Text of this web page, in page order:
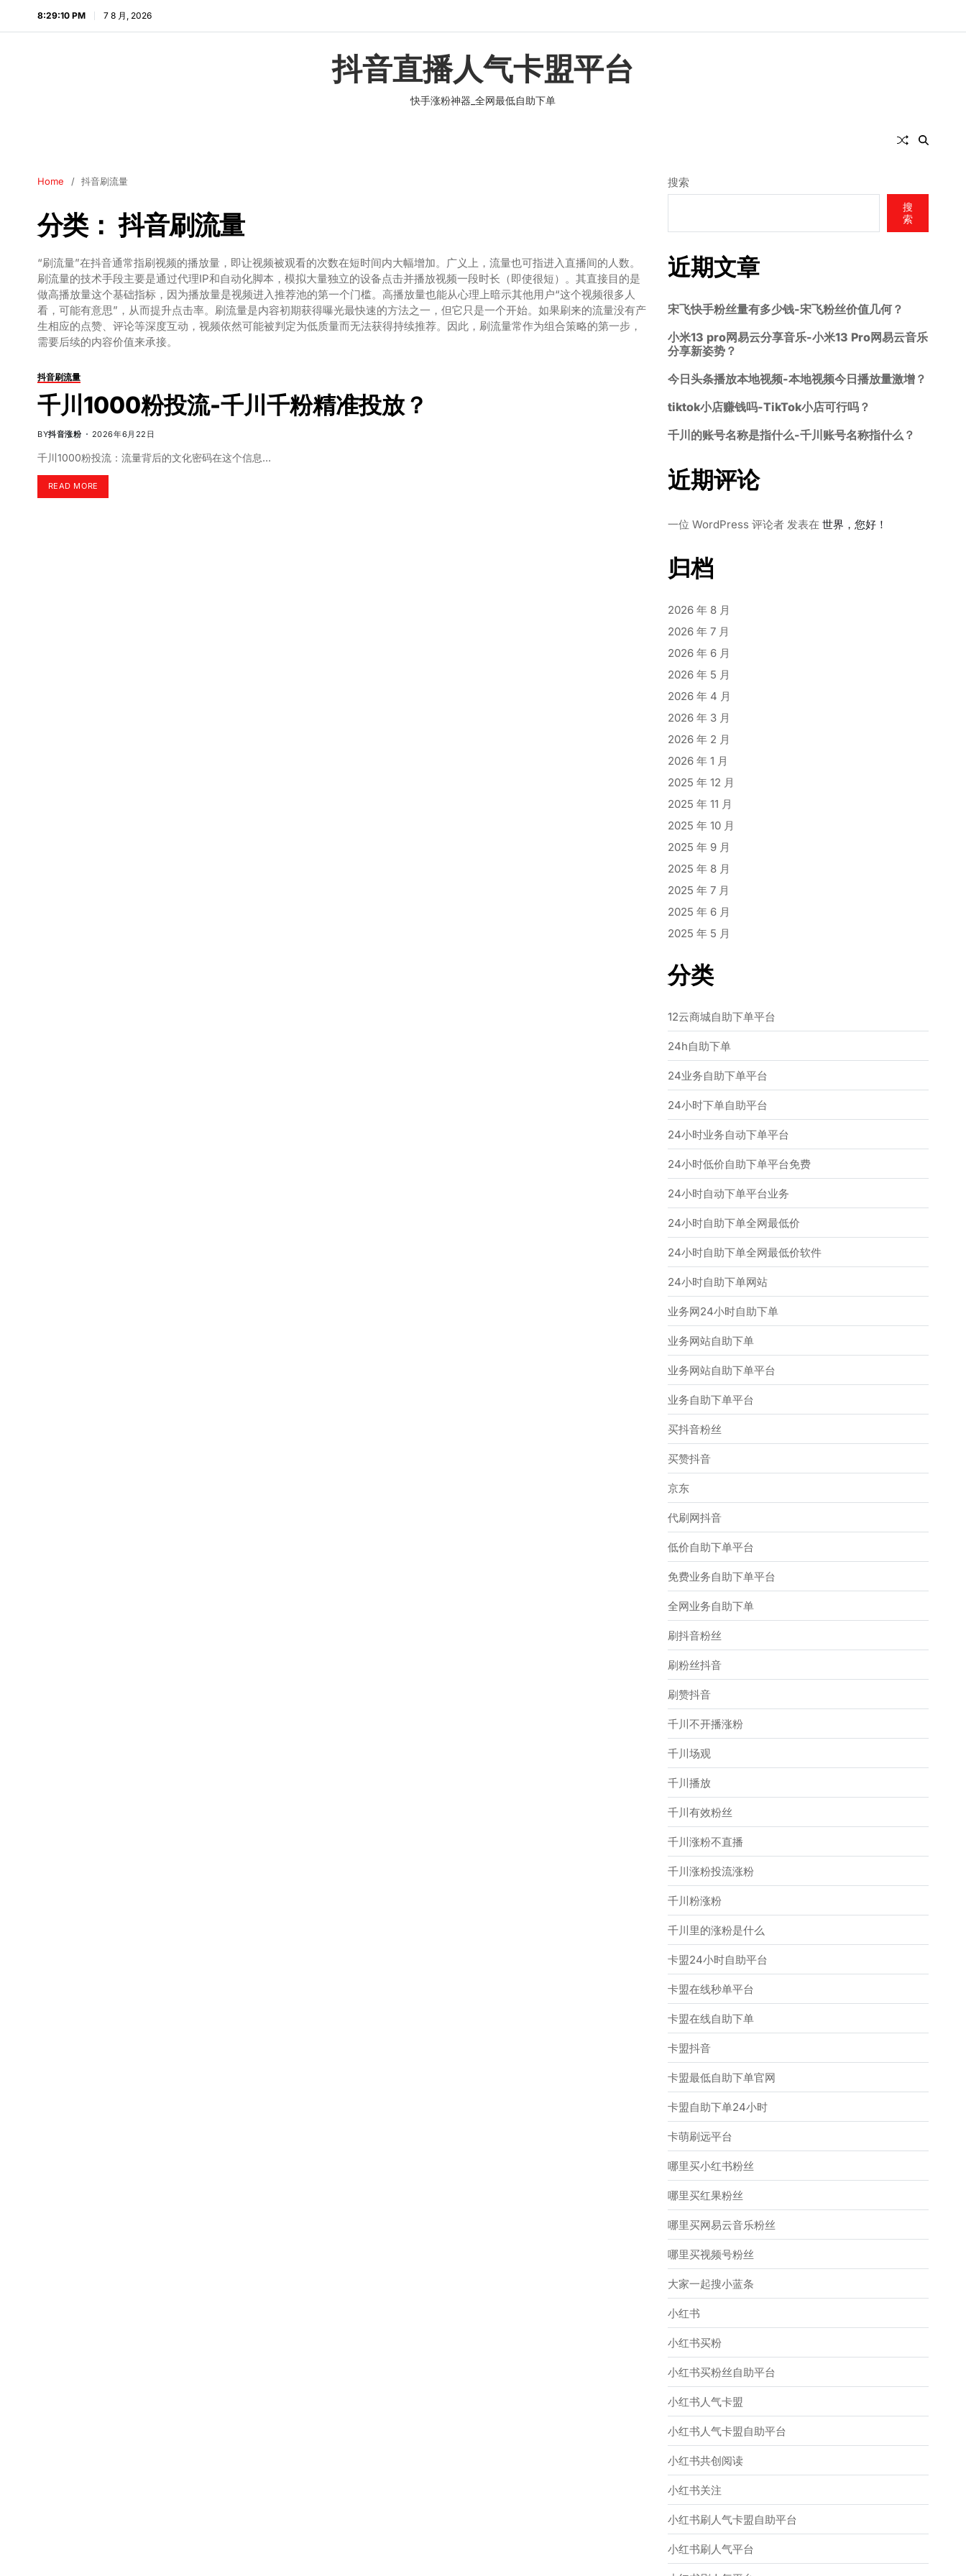
8:29:11 PM 7 8 月, 2026
抖音直播人气卡盟平台
快手涨粉神器_全网最低自助下单
Home 抖音刷流量
分类：抖音刷流量
“刷流量”在抖音通常指刷视频的播放量，即让视频被观看的次数在短时间内大幅增加。广义上，流量也可指进入直播间的人数。
刷流量的技术手段主要是通过代理IP和自动化脚本，模拟大量独立的设备点击并播放视频一段时长（即使很短）。其直接目的是
做高播放量这个基础指标，因为播放量是视频进入推荐池的第一个门槛。高播放量也能从心理上暗示其他用户“这个视频很多人
看，可能有意思”，从而提升点击率。刷流量是内容初期获得曝光最快速的方法之一，但它只是一个开始。如果刷来的流量没有产
生相应的点赞、评论等深度互动，视频依然可能被判定为低质量而无法获得持续推荐。因此，刷流量常作为组合策略的第一步，
需要后续的内容价值来承接。
抖音刷流量
千川1000粉投流-千川千粉精准投放？
BY抖音涨粉 2026年6月22日
千川1000粉投流：流量背后的文化密码在这个信息…
READ MORE
搜索
搜
索
近期文章
宋飞快手粉丝量有多少钱-宋飞粉丝价值几何？
小米13 pro网易云分享音乐-小米13 Pro网易云音乐
分享新姿势？
今日头条播放本地视频-本地视频今日播放量激增？
tiktok小店赚钱吗-TikTok小店可行吗？
千川的账号名称是指什么-千川账号名称指什么？
近期评论
一位 WordPress 评论者 发表在 世界，您好！
归档
2026 年 8 月
2026 年 7 月
2026 年 6 月
2026 年 5 月
2026 年 4 月
2026 年 3 月
2026 年 2 月
2026 年 1 月
2025 年 12 月
2025 年 11 月
2025 年 10 月
2025 年 9 月
2025 年 8 月
2025 年 7 月
2025 年 6 月
2025 年 5 月
分类
12云商城自助下单平台
24h自助下单
24业务自助下单平台
24小时下单自助平台
24小时业务自动下单平台
24小时低价自助下单平台免费
24小时自动下单平台业务
24小时自助下单全网最低价
24小时自助下单全网最低价软件
24小时自助下单网站
业务网24小时自助下单
业务网站自助下单
业务网站自助下单平台
业务自助下单平台
买抖音粉丝
买赞抖音
京东
代刷网抖音
低价自助下单平台
免费业务自助下单平台
全网业务自助下单
刷抖音粉丝
刷粉丝抖音
刷赞抖音
千川不开播涨粉
千川场观
千川播放
千川有效粉丝
千川涨粉不直播
千川涨粉投流涨粉
千川粉涨粉
千川里的涨粉是什么
卡盟24小时自助平台
卡盟在线秒单平台
卡盟在线自助下单
卡盟抖音
卡盟最低自助下单官网
卡盟自助下单24小时
卡萌刷远平台
哪里买小红书粉丝
哪里买红果粉丝
哪里买网易云音乐粉丝
哪里买视频号粉丝
大家一起搜小蓝条
小红书
小红书买粉
小红书买粉丝自助平台
小红书人气卡盟
小红书人气卡盟自助平台
小红书共创阅读
小红书关注
小红书刷人气卡盟自助平台
小红书刷人气平台